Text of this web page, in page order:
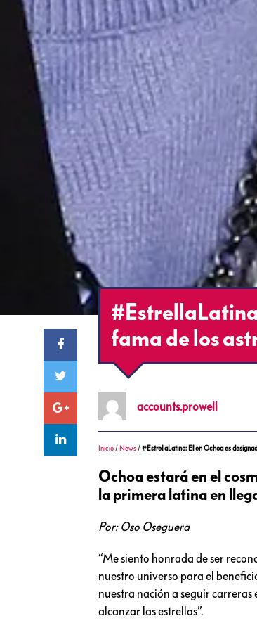
fama de los
accounts.prowell
Inicio / News /#EstrellaLatina: Ellen Ochoa es
Ochoa estará en el
la primera latina en
Por: Oso Oseguera
“Me siento honrada de ser
nuestro universo para el
nuestra nación a seguir
alcanzar las estrellas”.